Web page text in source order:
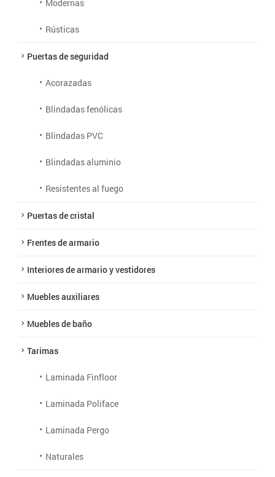
Modernas
Rústicas
Puertas de seguridad
Acorazadas
Blindadas fenólicas
Blindadas PVC
Blindadas aluminio
Resistentes al fuego
Puertas de cristal
Frentes de armario
Interiores de armario y vestidores
Muebles auxiliares
Muebles de baño
Tarimas
Laminada Finfloor
Laminada Poliface
Laminada Pergo
Naturales